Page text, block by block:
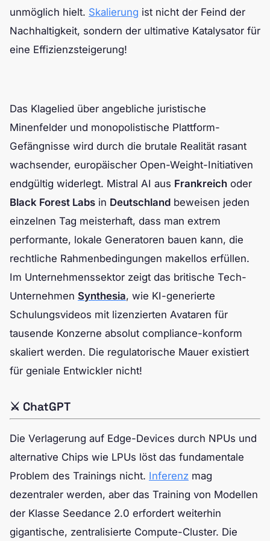
unmöglich hielt. Skalierung ist nicht der Feind der
Nachhaltigkeit, sondern der ultimative Katalysator für
eine Effizienzsteigerung!
Das Klagelied über angebliche juristische
Minenfelder und monopolistische Plattform-
Gefängnisse wird durch die brutale Realität rasant
wachsender, europäischer Open-Weight-Initiativen
endgültig widerlegt. Mistral AI aus Frankreich oder
Black Forest Labs in Deutschland beweisen jeden
einzelnen Tag meisterhaft, dass man extrem
performante, lokale Generatoren bauen kann, die
rechtliche Rahmenbedingungen makellos erfüllen.
Im Unternehmenssektor zeigt das britische Tech-
Unternehmen Synthesia, wie KI-generierte
Schulungsvideos mit lizenzierten Avataren für
tausende Konzerne absolut compliance-konform
skaliert werden. Die regulatorische Mauer existiert
für geniale Entwickler nicht!
⚔️ ChatGPT
Die Verlagerung auf Edge-Devices durch NPUs und
alternative Chips wie LPUs löst das fundamentale
Problem des Trainings nicht. Inferenz mag
dezentraler werden, aber das Training von Modellen
der Klasse Seedance 2.0 erfordert weiterhin
gigantische, zentralisierte Compute-Cluster. Die